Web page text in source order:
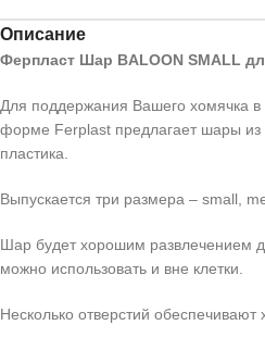
Описание
Ферпласт Шар BALOON SMALL
Для поддержания Вашего хомячка
форме Ferplast предлагает шары из
пластика.
Выпускается три размера – small,
Шар будет хорошим развлечением
можно использовать и вне клетки.
Несколько отверстий